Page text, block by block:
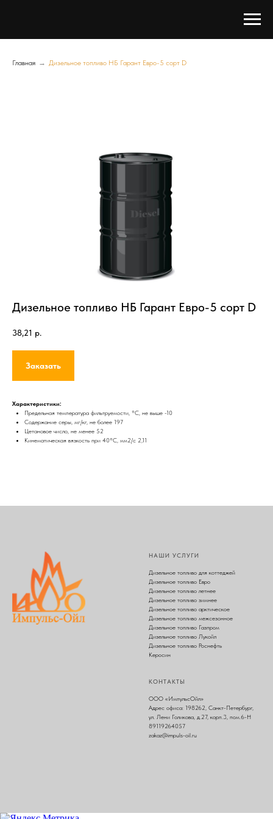
Главная → Дизельное топливо НБ Гарант Евро-5 сорт D
Дизельное топливо НБ Гарант Евро-5 сорт D
38,21 р.
Заказать
Характеристики:
Предельная температура фильтруемости, °С, не выше -10
Содержание серы, мг/кг, не более 197
Цетановое число, не менее 52
Кинематическая вязкость при 40°С, мм2/с 2,11
НАШИ УСЛУГИ
Дизельное топливо для коттеджей
Дизельное топливо Евро
Дизельное топливо летнее
Дизельное топливо зимнее
Дизельное топливо арктическое
Дизельное топливо межсезонное
Дизельное топливо Газпром
Дизельное топливо Лукойл
Дизельное топливо Роснефть
Керосин
КОНТАКТЫ
ООО «ИмпульсОйл»
Адрес офиса: 198262, Санкт-Петербург,
ул. Лени Голикова, д.27, корп.3, пом.6-Н
89119264057
zakaz@impuls-oil.ru